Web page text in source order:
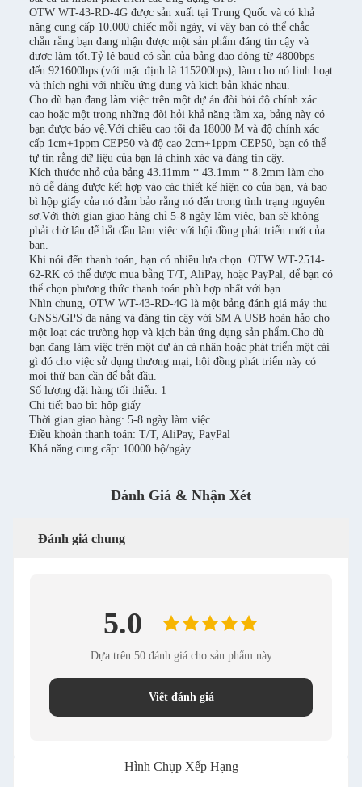
OTW WT-43-RD-4G được sản xuất tại Trung Quốc và có khả
năng cung cấp 10.000 chiếc mỗi ngày, vì vậy bạn có thể chắc
chắn rằng bạn đang nhận được một sản phẩm đáng tin cậy và
được làm tốt.Tỷ lệ baud có sẵn của bảng dao động từ 4800bps
đến 921600bps (với mặc định là 115200bps), làm cho nó linh hoạt
và thích nghi với nhiều ứng dụng và kịch bản khác nhau.
Cho dù bạn đang làm việc trên một dự án đòi hỏi độ chính xác
cao hoặc một trong những đòi hỏi khả năng tầm xa, bảng này có
bạn được bảo vệ.Với chiều cao tối đa 18000 M và độ chính xác
cấp 1cm+1ppm CEP50 và độ cao 2cm+1ppm CEP50, bạn có thể
tự tin rằng dữ liệu của bạn là chính xác và đáng tin cậy.
Kích thước nhỏ của bảng 43.11mm * 43.1mm * 8.2mm làm cho
nó dễ dàng được kết hợp vào các thiết kế hiện có của bạn, và bao
bì hộp giấy của nó đảm bảo rằng nó đến trong tình trạng nguyên
sơ.Với thời gian giao hàng chỉ 5-8 ngày làm việc, bạn sẽ không
phải chờ lâu để bắt đầu làm việc với hội đồng phát triển mới của
bạn.
Khi nói đến thanh toán, bạn có nhiều lựa chọn. OTW WT-2514-
62-RK có thể được mua bằng T/T, AliPay, hoặc PayPal, để bạn có
thể chọn phương thức thanh toán phù hợp nhất với bạn.
Nhìn chung, OTW WT-43-RD-4G là một bảng đánh giá máy thu
GNSS/GPS đa năng và đáng tin cậy với SM A USB hoàn hảo cho
một loạt các trường hợp và kịch bản ứng dụng sản phẩm.Cho dù
bạn đang làm việc trên một dự án cá nhân hoặc phát triển một cái
gì đó cho việc sử dụng thương mại, hội đồng phát triển này có
mọi thứ bạn cần để bắt đầu.
Số lượng đặt hàng tối thiểu: 1
Chi tiết bao bì: hộp giấy
Thời gian giao hàng: 5-8 ngày làm việc
Điều khoản thanh toán: T/T, AliPay, PayPal
Khả năng cung cấp: 10000 bộ/ngày
Đánh Giá & Nhận Xét
Đánh giá chung
5.0
Dựa trên 50 đánh giá cho sản phẩm này
Viết đánh giá
Hình Chụp Xếp Hạng